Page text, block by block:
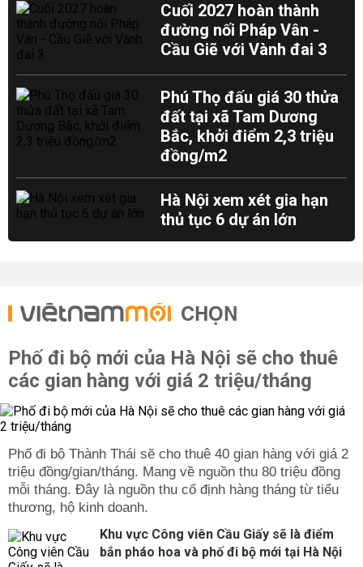
Cuối 2027 hoàn thành
đường nối Pháp Vân -
Cầu Giẽ với Vành đai 3
Phú Thọ đấu giá 30 thửa
đất tại xã Tam Dương
Bắc, khởi điểm 2,3 triệu
đồng/m2
Hà Nội xem xét gia hạn
thủ tục 6 dự án lớn
CHỌN
Phố đi bộ mới của Hà Nội sẽ cho thuê
các gian hàng với giá 2 triệu/tháng
Phố đi bộ Thành Thái sẽ cho thuê 40 gian hàng với giá 2
triệu đồng/gian/tháng. Mang về nguồn thu 80 triệu đồng
mỗi tháng. Đây là nguồn thu cố định hàng tháng từ tiểu
thương, hộ kinh doanh.
Khu vực Công viên Cầu Giấy sẽ là điểm
bắn pháo hoa và phố đi bộ mới tại Hà Nội